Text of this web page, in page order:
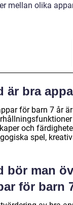
mellan olika
är bra
för barn 7 år
och
spel,
bör man
för barn